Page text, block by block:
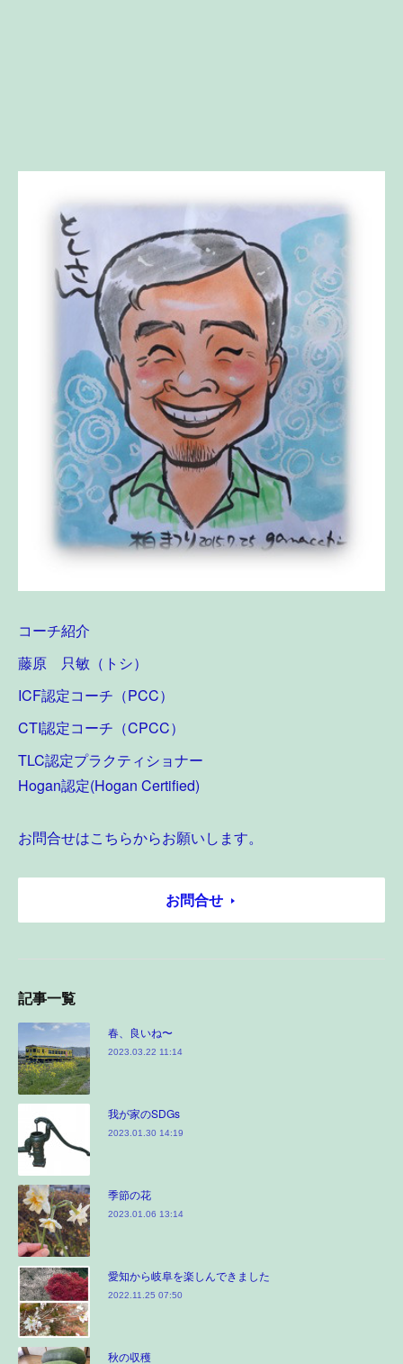
コーチ紹介
藤原 只敏（トシ）
ICF認定コーチ（PCC）
CTI認定コーチ（CPCC）
TLC認定プラクティショナー
Hogan認定(Hogan Certified)
お問合せはこちらからお願いします。
お問合せ
記事一覧
春、良いね〜
2023.03.22 11:14
我が家のSDGs
2023.01.30 14:19
季節の花
2023.01.06 13:14
愛知から岐阜を楽しんできました
2022.11.25 07:50
秋の収穫